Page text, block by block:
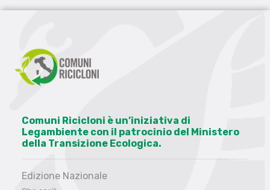
Comuni Ricicloni è un’iniziativa di
Legambiente con il patrocinio del Ministero
della Transizione Ecologica.
Edizione Nazionale